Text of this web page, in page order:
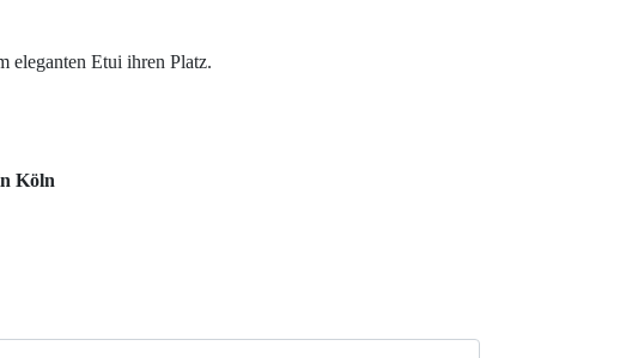
eleganten Etui ihren Platz.
Köln